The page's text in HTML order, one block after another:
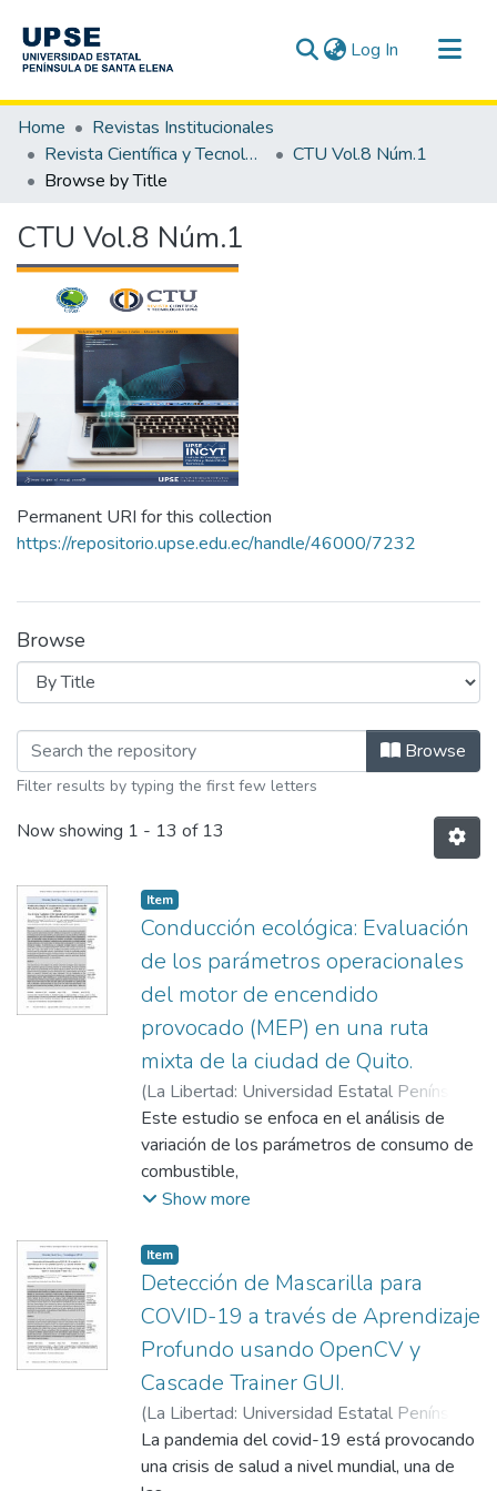
Log In (current)
Communities & Collections
All of DSpace
Home
Revistas Institucionales
Revista Científica y Tecnológica UPSE - CTU
CTU Vol.8 Núm.1
Browse by Title
CTU Vol.8 Núm.1
Permanent URI for this collection
https://repositorio.upse.edu.ec/handle/46000/7232
Browse
Browsing CTU Vol.8 Núm.1 by Title
Browse
Filter results by typing the first few letters
Now showing 1 - 13 of 13
Item
Conducción ecológica: Evaluación
de los parámetros operacionales
del motor de encendido
provocado (MEP) en una ruta
mixta de la ciudad de Quito.
(La Libertad: Universidad Estatal Península
de Santa Elena, 2021, 2021)Remache
Chimbo, Álvaro ;Leguisamo Milla, Julio;
Antamba Guasgua, Jaime
Vladimir
Este estudio se enfoca en el análisis de
variación de los parámetros de consumo de
combustible,
torque y potencia aplicando la conducción
normal.
La investigación es de tipo experimental, ya
que reúne datos en una ruta específica en el
Distrito
Metropolitano de Quito, entre Supermaxi de
la localidad de Cumbayá, Avenida
Interoceánica
S/N; y, la Universidad Católica de Quito, en
la avenida 6 de Diciembre y Jorge
Show more
Item
Detección de Mascarilla para
COVID-19 a través de Aprendizaje
Profundo usando OpenCV y
Cascade Trainer GUI.
(La Libertad: Universidad Estatal Península
de Santa Elena, 2021,2021)Chuquimarca
Jiménez, Luis;Pinzón Tituana, Santiago ;
La pandemia del covid-19 está provocando
una crisis de salud a nivel mundial, una de